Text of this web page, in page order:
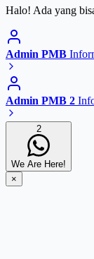
Halo! Ada yang
Admin PMB
Admin PMB 2
2
We Are Here!
×